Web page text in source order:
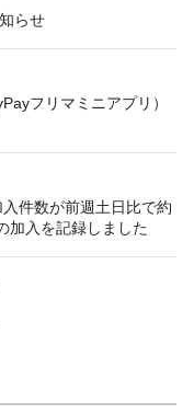
らせ
フリマミニアプリ）
件数が前週土日比で約
加入を記録しました